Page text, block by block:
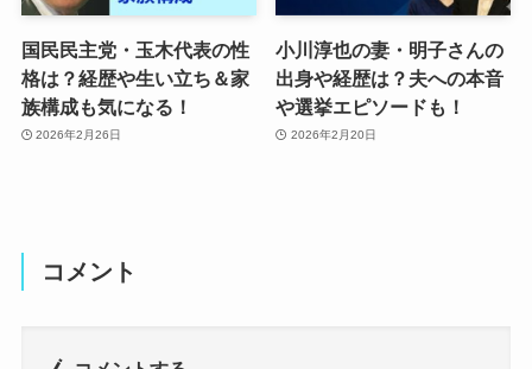
国民民主党・玉木代表の性
格は？経歴や生い立ち＆家
族構成も気になる！
2026年2月26日
小川淳也の妻・明子さんの
出身や経歴は？夫への本音
や選挙エピソードも！
2026年2月20日
コメント